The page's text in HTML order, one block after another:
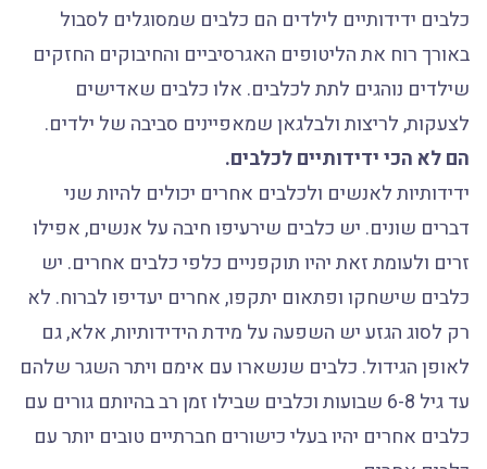
כלבים ידידותיים לילדים הם כלבים שמסוגלים לסבול
באורך רוח את הליטופים האגרסיביים והחיבוקים החזקים
שילדים נוהגים לתת לכלבים. אלו כלבים שאדישים
לצעקות, לריצות ולבלגאן שמאפיינים סביבה של ילדים.
הם לא הכי ידידותיים לכלבים.
ידידותיות לאנשים ולכלבים אחרים יכולים להיות שני
דברים שונים. יש כלבים שירעיפו חיבה על אנשים, אפילו
זרים ולעומת זאת יהיו תוקפניים כלפי כלבים אחרים. יש
כלבים שישחקו ופתאום יתקפו, אחרים יעדיפו לברוח. לא
רק לסוג הגזע יש השפעה על מידת הידידותיות, אלא, גם
לאופן הגידול. כלבים שנשארו עם אימם ויתר השגר שלהם
עד גיל 6-8 שבועות וכלבים שבילו זמן רב בהיותם גורים עם
כלבים אחרים יהיו בעלי כישורים חברתיים טובים יותר עם